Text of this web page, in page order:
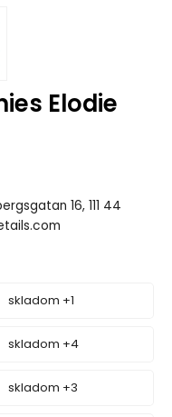
Elodie
16, 111 44
skladom +1
skladom +4
skladom +3